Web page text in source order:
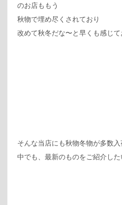
のお店ももう
秋物で埋め尽くされており
改めて秋冬だな〜と早くも感じて
そんな当店にも秋物冬物が多数
中でも、最新のものをご紹介した